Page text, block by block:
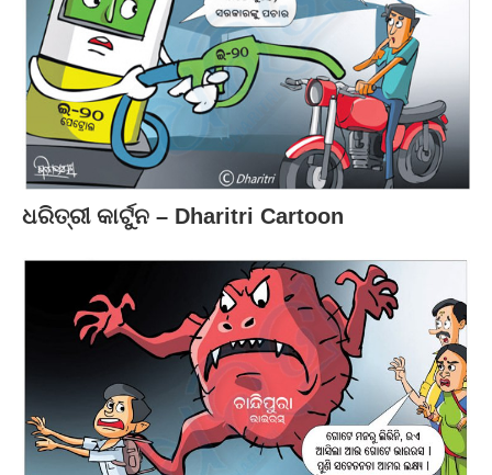
ଧରିତ୍ରୀ କାର୍ଟୁନ – Dharitri Cartoon